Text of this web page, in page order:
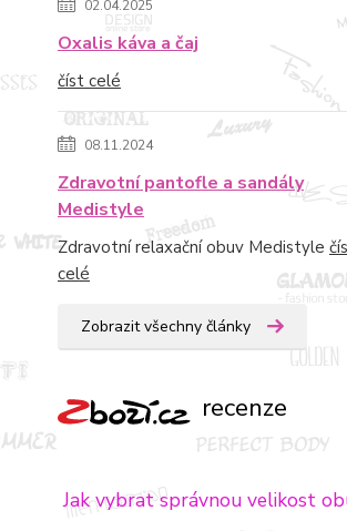
02.04.2025
Oxalis káva a čaj
číst celé
08.11.2024
Zdravotní pantofle a sandály
Medistyle
Zdravotní relaxační obuv Medistyle
celé
Zobrazit všechny články
recenze
Jak vybrat správnou velikost